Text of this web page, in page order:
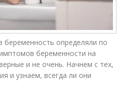
беременность определяли по
беременности на
и не очень. Начнем с тех,
и узнаем, всегда ли они